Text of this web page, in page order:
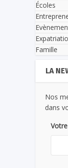
Écoles
Famille
LA
Nos
dans